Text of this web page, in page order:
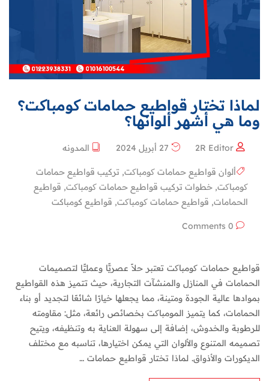
لماذا تختار قواطيع حمامات کومباکت؟
وما هي أشهر ألوانها؟
2R Editor المدونه
ألوان قواطيع حمامات کومباکت, تركيب قواطيع حمامات
کومباکت, خطوات تركيب قواطيع حمامات کومباکت, قواطيع
الحمامات, قواطيع حمامات کومباکت, قواطيع كومباكت
قواطيع حمامات کومباکت تعتبر حلاً عصريًّا وعمليًّا لتصميمات
الحمامات في المنازل والمنشآت التجارية، حيث تتميز هذه القواطيع
بموادها عالية الجودة ومتينة، مما يجعلها خيارًا شائعًا لتجديد أو بناء
الحمامات، كما يتميز المومباکت بخصائص رائعة، مثل: مقاومته
للرطوبة والخدوش، إضافة إلى سهولة العناية به وتنظيفه، ويتيح
تصميمه المتنوع والألوان التي يمكن اختيارها، تناسبه مع مختلف
الديكورات والأذواق. لماذا تختار قواطيع حمامات …